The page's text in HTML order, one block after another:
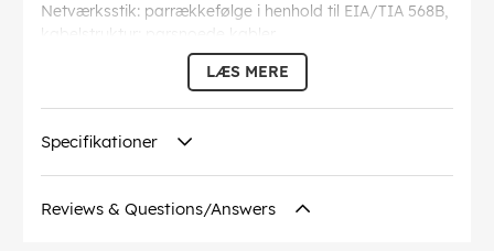
Netværksstik: parrækkefølge i henhold til EIA/TIA 568B,
kabelstruktur: parsnoede kabler
Længden af Ethernetkablet er angivet på den
overstøbte, slanke bøjningsbeskyttelsesmuffe på det
lige stik.
Bøjningsradius >
: 44.8 mm
Specifikation: CAT 5e
Afskærmning klasse: SF/UTP
LÆS MERE
Specifikationer
Reviews & Questions/Answers